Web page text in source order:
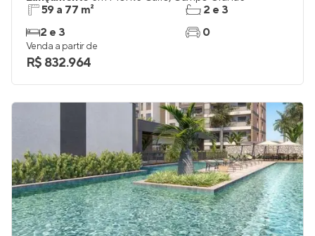
59 a 77 m²
2 e 3
2 e 3
0
Venda a partir de
R$ 832.964